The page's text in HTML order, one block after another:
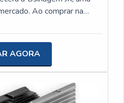
Ao comprar na
de excelência e terá a
ROLDANAS DE NYLON
de nylon em uma
encontra o site da
AGORA